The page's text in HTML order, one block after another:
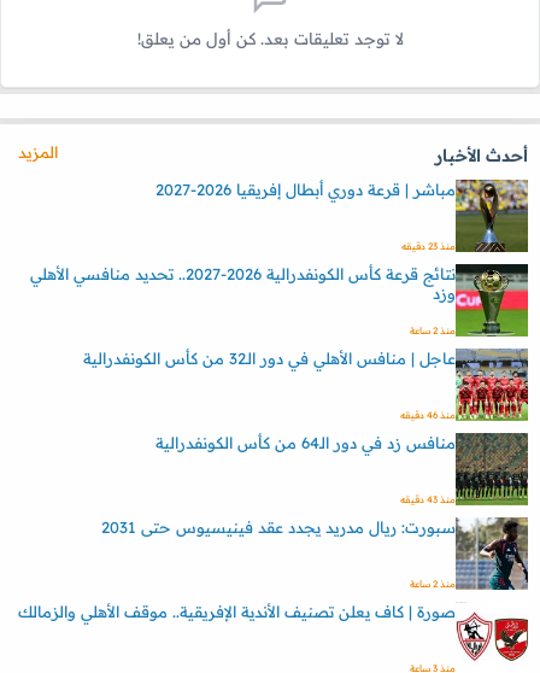
لا توجد تعليقات بعد. كن أول من يعلق!
أحدث الأخبار
المزيد
مباشر | قرعة دوري أبطال إفريقيا 2026-2027
منذ 23 دقيقه
نتائج قرعة كأس الكونفدرالية 2026-2027.. تحديد منافسي الأهلي
وزد
منذ 2 ساعة
عاجل | منافس الأهلي في دور الـ32 من كأس الكونفدرالية
منذ 46 دقيقه
منافس زد في دور الـ64 من كأس الكونفدرالية
منذ 43 دقيقه
سبورت: ريال مدريد يجدد عقد فينيسيوس حتى 2031
منذ 2 ساعة
صورة | كاف يعلن تصنيف الأندية الإفريقية.. موقف الأهلي والزمالك
منذ 3 ساعة